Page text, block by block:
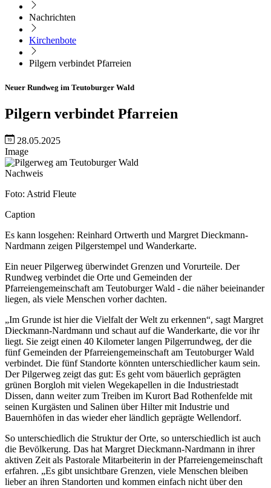
Nachrichten
Kirchenbote
Pilgern verbindet Pfarreien
Neuer Rundweg im Teutoburger Wald
Pilgern verbindet Pfarreien
28.05.2025
Image
Nachweis
Foto: Astrid Fleute
Caption
Es kann losgehen: Reinhard Ortwerth und Margret Dieckmann-
Nardmann zeigen Pilgerstempel und Wanderkarte.
Ein neuer Pilgerweg überwindet Grenzen und Vorurteile. Der
Rundweg verbindet die Orte und Gemeinden der
Pfarreiengemeinschaft am Teutoburger Wald - die näher beieinander
liegen, als viele Menschen vorher dachten.
„Im Grunde ist hier die Vielfalt der Welt zu erkennen“, sagt Margret
Dieckmann-Nardmann und schaut auf die Wanderkarte, die vor ihr
liegt. Sie zeigt einen 40 Kilometer langen Pilgerrundweg, der die
fünf Gemeinden der Pfarreiengemeinschaft am Teutoburger Wald
verbindet. Die fünf Standorte könnten unterschiedlicher kaum sein.
Der Pilgerweg zeigt das gut: Es geht vom bäuerlich geprägten
grünen Borgloh mit vielen Wegekapellen in die Industriestadt
Dissen, dann weiter zum Treiben im Kurort Bad Rothenfelde mit
seinen Kurgästen und Salinen über Hilter mit Industrie und
Bauernhöfen in das wieder eher ländlich geprägte Wellendorf.
So unterschiedlich die Struktur der Orte, so unterschiedlich ist auch
die Bevölkerung. Das hat Margret Dieckmann-Nardmann in ihrer
aktiven Zeit als Pastorale Mitarbeiterin in der Pfarreiengemeinschaft
erfahren. „Es gibt unsichtbare Grenzen, viele Menschen bleiben
lieber an ihren Standorten und kommen einfach nicht über den